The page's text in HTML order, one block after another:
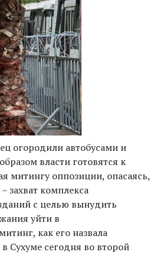
огородили автобусами и
власти готовятся к
митингу оппозиции, опасаясь,
захват комплекса
с целью вынудить
уйти в
как его назвала
Сухуме сегодня во второй